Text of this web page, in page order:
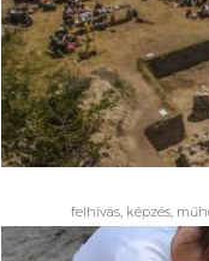
asszisztens
a Ferenczy
felhívás, képzés,